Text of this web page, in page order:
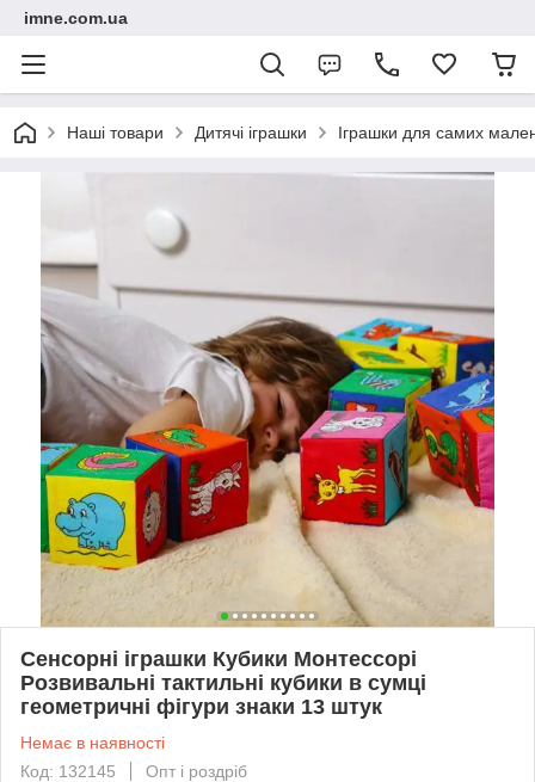
imne.com.ua
Наші товари Дитячі іграшки Іграшки для самих
Сенсорні іграшки Кубики Монтессорі
Розвивальні тактильні кубики в сумці
геометричні фігури знаки 13 штук
Немає в наявності
Код: 132145
Опт і роздріб